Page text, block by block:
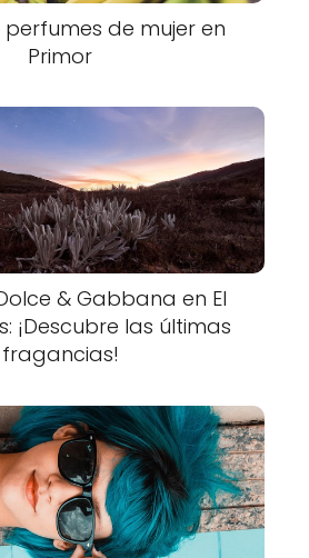
de mujer en
Primor
& Gabbana en El
¡Descubre las últimas
fragancias!